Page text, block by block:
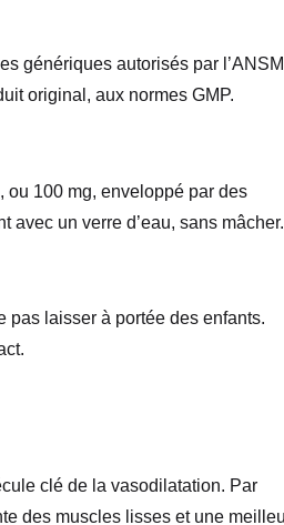
génériques autorisés par
original, aux normes GMP.
ou 100 mg, enveloppé par des
un verre d’eau, sans mâcher.
pas laisser à portée des enfants.
clé de la vasodilatation. Par
des muscles lisses et une